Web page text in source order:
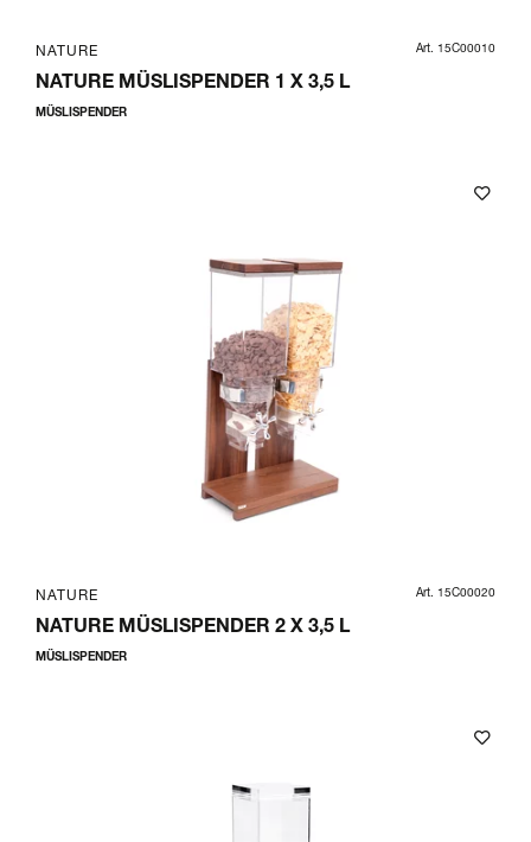
NATURE Art. 15C00010
NATURE MÜSLISPENDER 1 X 3,5 L
MÜSLISPENDER
NATURE Art. 15C00020
NATURE MÜSLISPENDER 2 X 3,5 L
MÜSLISPENDER